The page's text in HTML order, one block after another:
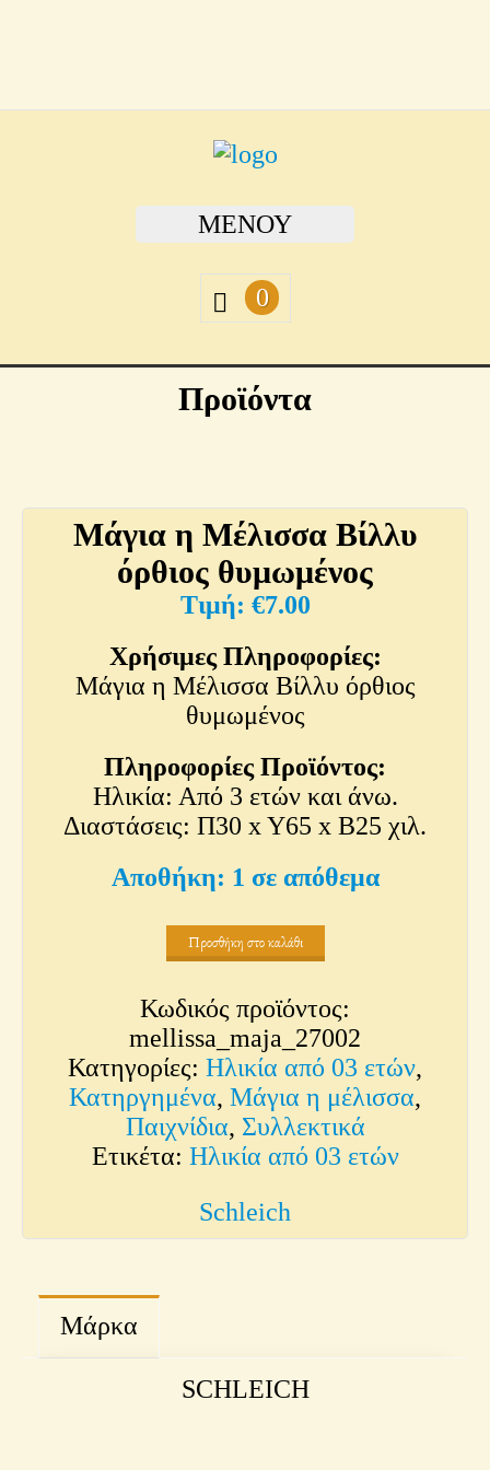
ΜΕΝΟΎ
0
Προϊόντα
Μάγια η Μέλισσα Βίλλυ
όρθιος θυμωμένος
€7.00
Χρήσιμες Πληροφορίες:
Μάγια η Μέλισσα Βίλλυ όρθιος
θυμωμένος
Πληροφορίες Προϊόντος:
Ηλικία: Από 3 ετών και άνω.
Διαστάσεις: Π30 x Y65 x Β25 χιλ.
1 σε απόθεμα
Προσθήκη στο καλάθι
Κωδικός προϊόντος:
mellissa_maja_27002
Κατηγορίες: Ηλικία από 03 ετών,
Κατηργημένα, Μάγια η μέλισσα,
Παιχνίδια, Συλλεκτικά
Ετικέτα: Ηλικία από 03 ετών
Schleich
Μάρκα
SCHLEICH